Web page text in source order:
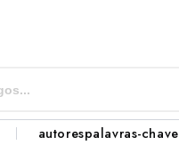
autorespalavras-chave